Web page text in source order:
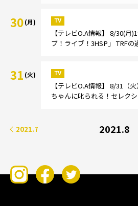
30(月) TV
【テレビO.A情報】 8/30(月
ブ！ライブ！3HSP」 TRFの
31 (火) TV
【テレビO.A情報】 8/31（
ちゃんに叱られる！セレクシ
2021.7 2021.8